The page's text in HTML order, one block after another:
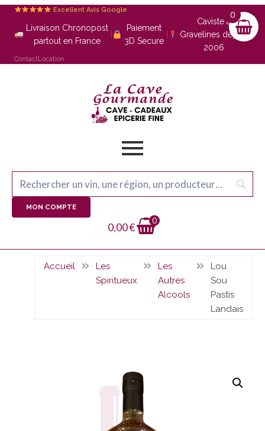
Excellent Avis Google
Livraison Chronopost
partout en France
Paiement
3D Secure
Caviste à
Gravelines depuis
2006
ContactLocation
MON COMPTE
0,00€
0
Accueil
Les
Spiritueux
Les
Autres
Alcools
Lou
Sou
Pastis
Landais
0